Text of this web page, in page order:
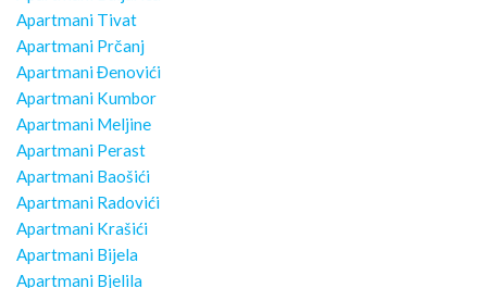
Apartmani Tivat
Apartmani Prčanj
Apartmani Đenovići
Apartmani Kumbor
Apartmani Meljine
Apartmani Perast
Apartmani Baošići
Apartmani Radovići
Apartmani Krašići
Apartmani Bijela
Apartmani Bjelila